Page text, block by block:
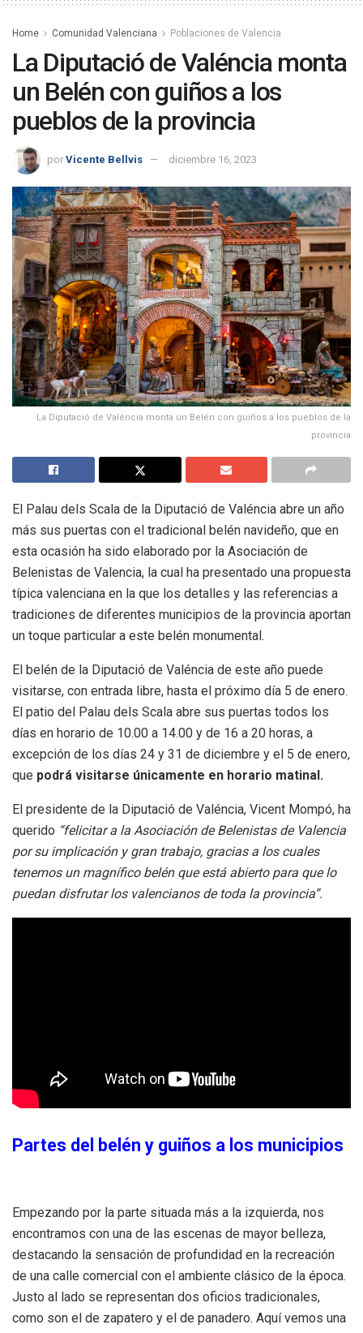
Home Comunidad Valenciana Poblaciones de Valencia
La Diputació de Valéncia monta
un Belén con guiños a los
pueblos de la provincia
por Vicente Bellvis diciembre 16, 2023
La Diputació de Valéncia monta un Belén con guiños a los pueblos de la
provincia
El Palau dels Scala de la Diputació de Valéncia abre un año
más sus puertas con el tradicional belén navideño, que en
esta ocasión ha sido elaborado por la Asociación de
Belenistas de Valencia, la cual ha presentado una propuesta
típica valenciana en la que los detalles y las referencias a
tradiciones de diferentes municipios de la provincia aportan
un toque particular a este belén monumental.
El belén de la Diputació de Valéncia de este año puede
visitarse, con entrada libre, hasta el próximo día 5 de enero.
El patio del Palau dels Scala abre sus puertas todos los
días en horario de 10.00 a 14.00 y de 16 a 20 horas, a
excepción de los días 24 y 31 de diciembre y el 5 de enero,
que podrá visitarse únicamente en horario matinal.
El presidente de la Diputació de Valéncia, Vicent Mompó, ha
querido “felicitar a la Asociación de Belenistas de Valencia
por su implicación y gran trabajo, gracias a los cuales
tenemos un magnífico belén que está abierto para que lo
puedan disfrutar los valencianos de toda la provincia”.
Partes del belén y guiños a los municipios
Empezando por la parte situada más a la izquierda, nos
encontramos con una de las escenas de mayor belleza,
destacando la sensación de profundidad en la recreación
de una calle comercial con el ambiente clásico de la época.
Justo al lado se representan dos oficios tradicionales,
como son el de zapatero y el de panadero. Aquí vemos una